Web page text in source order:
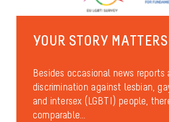
YOUR STORY
Besides occasional news reports
discrimination against lesbian,
and intersex (LGBTI) people,
comparable...